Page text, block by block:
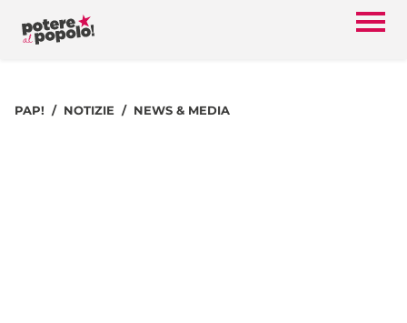
PAP! NOTIZIE NEWS & MEDIA